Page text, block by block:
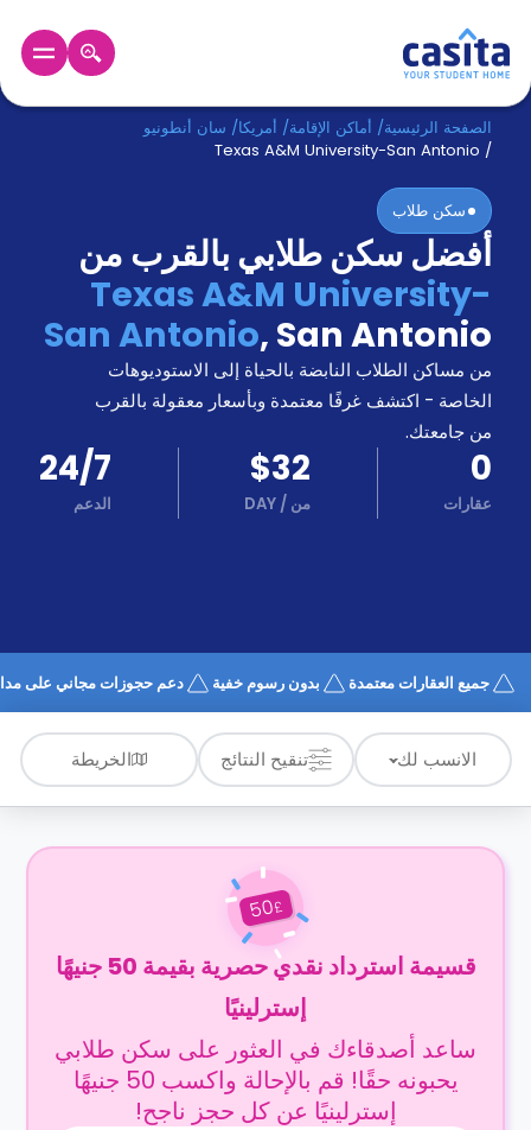
الرئيسية عربي USD
دخول
حجز
السكن
من
نحن؟
المدونة
أخبر
أصدقائك
و
اكسب
كن
شريكا
الدعم
كيف
تعمل؟
الأسئلة
الشائعة
الصفحة الرئيسية/ أماكن الإقامة/ أمريكا/ سان أنطونيو
/
Texas A&M University-San Antonio
سكن طلاب
أفضل سكن طلابي بالقرب من
Texas A&M University-
San Antonio, San Antonio
من مساكن الطلاب النابضة بالحياة إلى الاستوديوهات
الخاصة - اكتشف غرفًا معتمدة وبأسعار معقولة بالقرب
من جامعتك.
0
عقارات
$32
من /
DAY
24/7
الدعم
جميع العقارات معتمدة بدون رسوم خفية دعم حجوزات مجاني على مدار
الانسب لك تنقيح النتائج الخريطة
£
50
قسيمة استرداد نقدي حصرية بقيمة 50 جنيهًا
إسترلينيًا
ساعد أصدقاءك في العثور على سكن طلابي
يحبونه حقًا! قم بالإحالة واكسب 50 جنيهًا
إسترلينيًا عن كل حجز ناجح!